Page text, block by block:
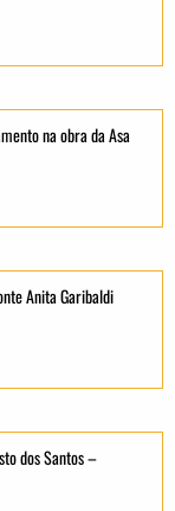
na obra da Asa
Anita Garibaldi
dos Santos –